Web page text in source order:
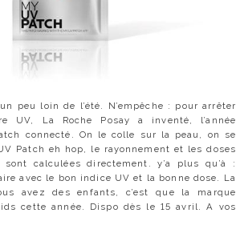
peu loin de l’été. N’empêche : pour arrêter
UV, La Roche Posay a inventé, l’année
connecté. On le colle sur la peau, on se
Patch eh hop, le rayonnement et les doses
sont calculées directement. y’a plus qu’à :
avec le bon indice UV et la bonne dose. La
avez des enfants, c’est que la marque
cette année. Dispo dès le 15 avril. A vos